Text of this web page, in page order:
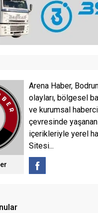
Arena Haber,
olayları, bölgesel
ve kurumsal
çevresinde
içerikleriyle yerel
Sitesi...